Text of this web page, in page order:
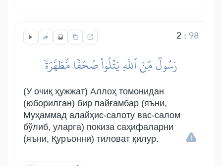
2 :98
رَسُولٞ مِّنَ ٱللَّهِ يَتۡلُواْ صُحُفٗا مُّطَهَّرَةٗ
(У очиқ ҳужжат) Аллоҳ томонидан
(юборилган) бир пайғамбар (яъни,
Муҳаммад алайҳис-салоту вас-салом
бўлиб, уларга) покиза саҳифаларни
(яъни, Қуръонни) тиловат қилур.